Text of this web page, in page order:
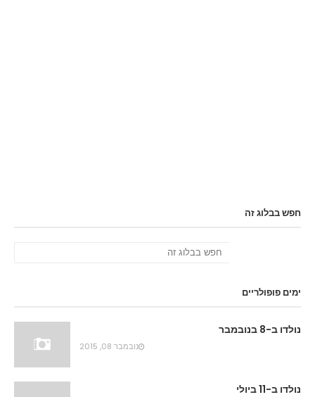
חפש בבלוג זה
ימים פופולריים
נולדו ב-8 בנובמבר
נובמבר 08, 2015
נולדו ב-11 ביולי